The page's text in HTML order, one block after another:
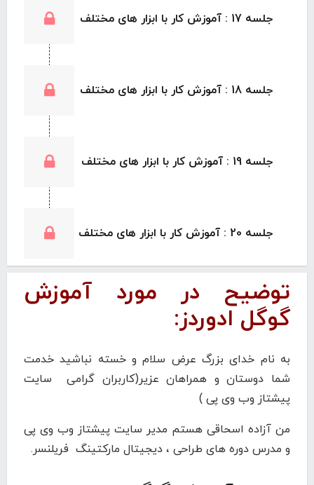
جلسه 17 : آموزش کار با ابزار های مختلف
جلسه 18 : آموزش کار با ابزار های مختلف
جلسه 19 : آموزش کار با ابزار های مختلف
جلسه 20 : آموزش کار با ابزار های مختلف
توضیح در مورد آموزش
گوگل ادوردز:
به نام خدای بزرگ عرض سلام و خسته نباشید خدمت
شما دوستان و همراهان عزیر(کاربران گرامی سایت
پیشتاز وب وی پی )
من آزاده اسحاقی هستم مدیر سایت پیشتاز وب وی پی
و مدرس دوره های طراحی ، دیجیتال مارکتینگ فریلنسر.